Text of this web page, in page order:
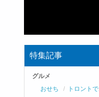
特集記事
グルメ
おせち
トロント